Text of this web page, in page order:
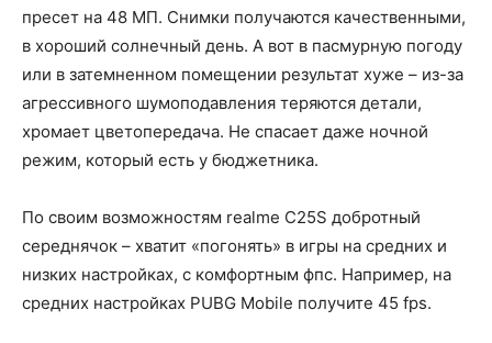
пресет на 48 МП. Снимки получаются качественными,
в хороший солнечный день. А вот в пасмурную погоду
или в затемненном помещении результат хуже – из-за
агрессивного шумоподавления теряются детали,
хромает цветопередача. Не спасает даже ночной
режим, который есть у бюджетника.
По своим возможностям realme C25S добротный
середнячок – хватит «погонять» в игры на средних и
низких настройках, с комфортным фпс. Например, на
средних настройках PUBG Mobile получите 45 fps.